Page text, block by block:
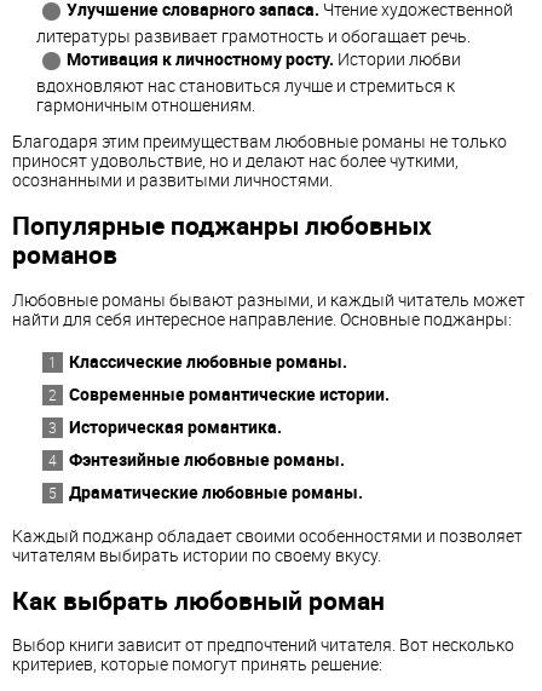
Улучшение словарного запаса. Чтение художественной
литературы развивает грамотность и обогащает речь.
Мотивация к личностному росту. Истории любви
вдохновляют нас становиться лучше и стремиться к
гармоничным отношениям.
Благодаря этим преимуществам любовные романы не только
приносят удовольствие, но и делают нас более чуткими,
осознанными и развитыми личностями.
Популярные поджанры любовных
романов
Любовные романы бывают разными, и каждый читатель может
найти для себя интересное направление. Основные поджанры:
Классические любовные романы.
Современные романтические истории.
Историческая романтика.
Фэнтезийные любовные романы.
Драматические любовные романы.
Каждый поджанр обладает своими особенностями и позволяет
читателям выбирать истории по своему вкусу.
Как выбрать любовный роман
Выбор книги зависит от предпочтений читателя. Вот несколько
критериев, которые помогут принять решение: